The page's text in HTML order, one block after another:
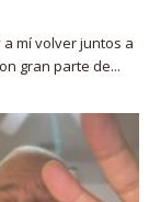
a mí volver juntos a
gran parte de...